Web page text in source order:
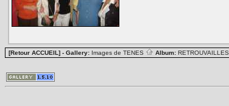
[Retour ACCUEIL] - Gallery: Images de TENES Album: RETROUVAILLES